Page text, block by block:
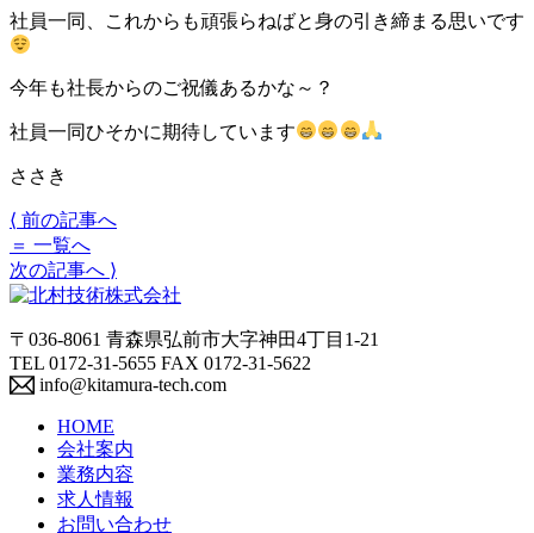
社員一同、これからも頑張らねばと身の引き締まる思いです
今年も社長からのご祝儀あるかな～？
社員一同ひそかに期待しています
ささき
⟨ 前の記事へ
＝ 一覧へ
次の記事へ ⟩
〒036-8061 青森県弘前市大字神田4丁目1-21
TEL 0172-31-5655 FAX 0172-31-5622
info@kitamura-tech.com
HOME
会社案内
業務内容
求人情報
お問い合わせ